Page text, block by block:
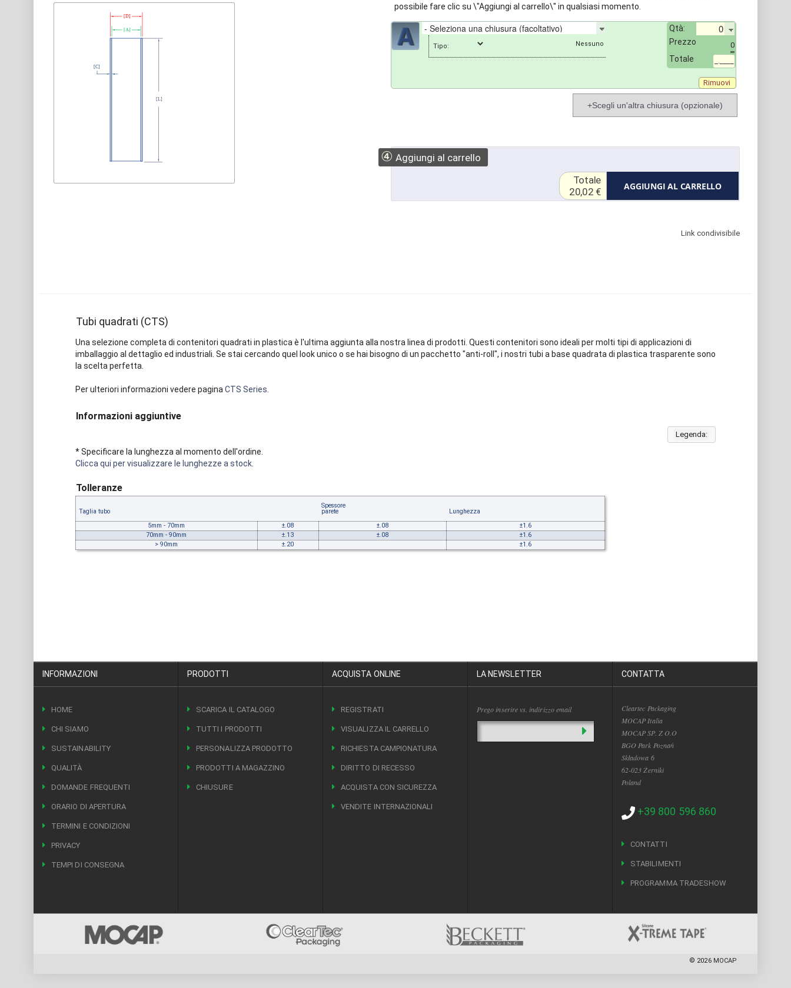
possibile fare clic su \"Aggiungi al carrello\" in qualsiasi momento.
Qtà:
Prezzo
0
Totale
Tipo:
Rimuovi
+Scegli un'altra chiusura (opzionale)
④ Aggiungi al carrello
AGGIUNGI AL CARRELLO
Totale
20,02 €
Link condivisibile
Tubi quadrati (CTS)
Una selezione completa di contenitori quadrati in plastica è l'ultima aggiunta alla nostra linea di prodotti. Questi contenitori sono ideali per molti tipi di applicazioni di
imballaggio al dettaglio ed industriali. Se stai cercando quel look unico o se hai bisogno di un pacchetto "anti-roll", i nostri tubi a base quadrata di plastica trasparente sono
la scelta perfetta.
Per ulteriori informazioni vedere pagina CTS Series
Informazioni aggiuntive
Legenda:
* Specificare la lunghezza al momento dell'ordine.
Clicca qui per visualizzare le lunghezze a stock.
Tolleranze
Taglia tubo
Spessore
parete
Lunghezza
5mm - 70mm
±.08 ±.08
±1.6
70mm - 90mm
±.13 ±.08
±1.6
> 90mm
±.20 ±1.6
INFORMAZIONI
HOME
CHI SIAMO
SUSTAINABILITY
QUALITÀ
DOMANDE FREQUENTI
ORARIO DI APERTURA
TERMINI E CONDIZIONI
PRIVACY
TEMPI DI CONSEGNA
PRODOTTI
SCARICA IL CATALOGO
TUTTI I PRODOTTI
PERSONALIZZA PRODOTTO
PRODOTTI A MAGAZZINO
CHIUSURE
ACQUISTA ONLINE
REGISTRATI
VISUALIZZA IL CARRELLO
RICHIESTA CAMPIONATURA
DIRITTO DI RECESSO
ACQUISTA CON SICUREZZA
VENDITE INTERNAZIONALI
LA NEWSLETTER
Prego inserire vs. indirizzo email
CONTATTA
Cleartec Packaging
MOCAP Italia
MOCAP SP. Z O.O
BGO Park Poznań
Składowa 6
62-023 Żerniki
Poland
+39 800 596 860
CONTATTI
STABILIMENTI
PROGRAMMA TRADESHOW
© 2026 MOCAP